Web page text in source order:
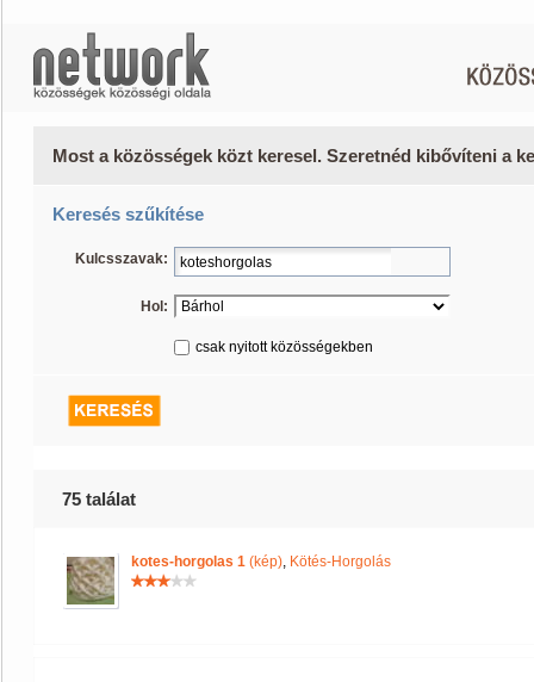
Most a közösségek közt keresel. Szeretnéd kibővíteni a
Keresés szűkítése
Kulcsszavak:
Hol:
csak nyitott közösségekben
75 találat
kotes-horgolas 1 (kép), Kötés-Horgolás